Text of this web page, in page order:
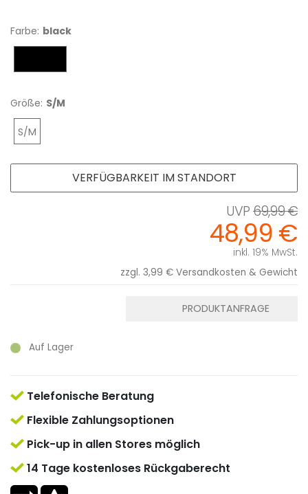
Farbe: black
Größe: S/M
S/M
69,99 €
48,99 €
inkl. 19% MwSt.
zzgl. 3,99 € Versandkosten & Gewicht
Auf Lager
PRODUKTANFRAGE
VERFÜGBARKEIT IM STANDORT
Telefonische Beratung
Flexible Zahlungsoptionen
Pick-up in allen Stores möglich
14 Tage kostenloses Rückgaberecht